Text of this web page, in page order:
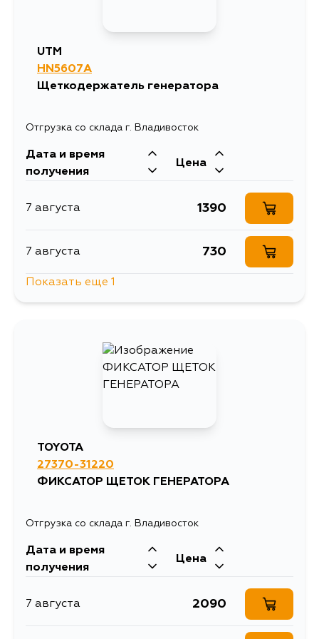
UTM
HN5607A
Щеткодержатель генератора
Отгрузка со склада г. Владивосток
Дата и время
получения
Цена
7 августа 1390
7 августа 730
Показать еще 1
TOYOTA
27370-31220
ФИКСАТОР ЩЕТОК ГЕНЕРАТОРА
Отгрузка со склада г. Владивосток
Дата и время
получения
Цена
7 августа 2090